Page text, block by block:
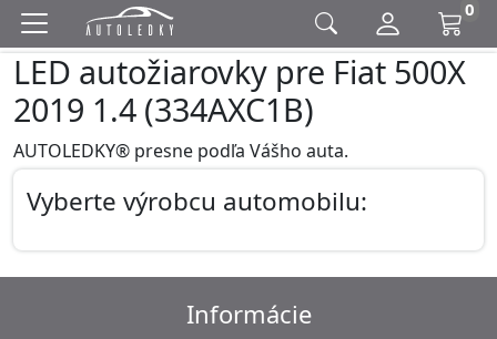
0
LED autožiarovky pre Fiat 500X
2019 1.4 (334AXC1B)
AUTOLEDKY® presne podľa Vášho auta.
Vyberte výrobcu automobilu:
Informácie